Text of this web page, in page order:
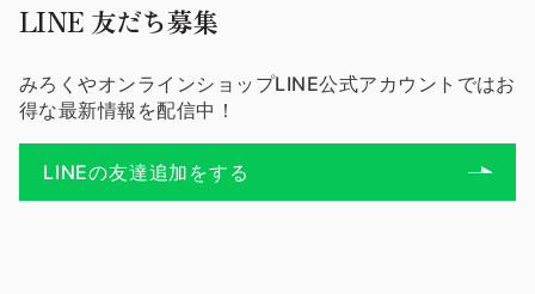
LINE 友だち募集
みろくやオンラインショップLINE公式アカウントではお
得な最新情報を配信中！
LINEの友達追加をする